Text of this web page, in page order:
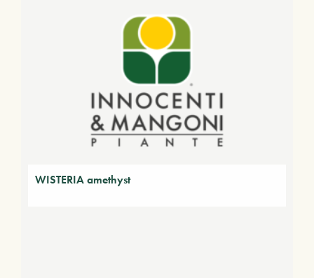
WISTERIA amethyst